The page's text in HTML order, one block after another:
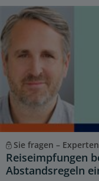
Sie fragen –
Reiseimpfungen
Abstandsregeln